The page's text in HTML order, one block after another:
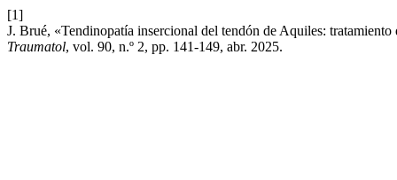
[1]
J. Brué, «Tendinopatía insercional del tendón de Aquiles:
Traumatol, vol. 90, n.º 2, pp. 141-149, abr. 2025.